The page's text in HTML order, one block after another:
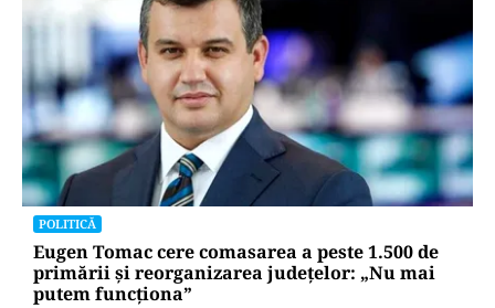
POLITICĂ
Eugen Tomac cere comasarea a peste 1.500 de
primării și reorganizarea județelor: „Nu mai
putem funcționa”